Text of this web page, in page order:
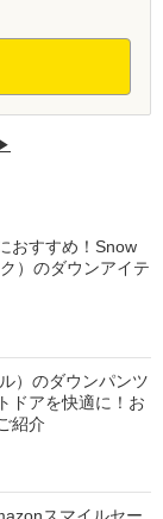
おすすめ！Snow
）のダウンアイテ
）のダウンパンツ
ドアを快適に！お
紹介